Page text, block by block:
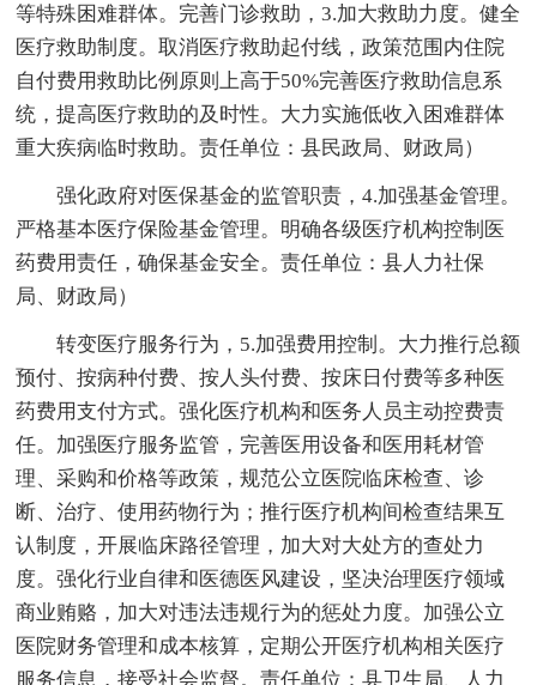
等特殊困难群体。完善门诊救助，3.加大救助力度。健全
医疗救助制度。取消医疗救助起付线，政策范围内住院
自付费用救助比例原则上高于50%完善医疗救助信息系
统，提高医疗救助的及时性。大力实施低收入困难群体
重大疾病临时救助。责任单位：县民政局、财政局）
强化政府对医保基金的监管职责，4.加强基金管理。
严格基本医疗保险基金管理。明确各级医疗机构控制医
药费用责任，确保基金安全。责任单位：县人力社保
局、财政局）
转变医疗服务行为，5.加强费用控制。大力推行总额
预付、按病种付费、按人头付费、按床日付费等多种医
药费用支付方式。强化医疗机构和医务人员主动控费责
任。加强医疗服务监管，完善医用设备和医用耗材管
理、采购和价格等政策，规范公立医院临床检查、诊
断、治疗、使用药物行为；推行医疗机构间检查结果互
认制度，开展临床路径管理，加大对大处方的查处力
度。强化行业自律和医德医风建设，坚决治理医疗领域
商业贿赂，加大对违法违规行为的惩处力度。加强公立
医院财务管理和成本核算，定期公开医疗机构相关医疗
服务信息，接受社会监督。责任单位：县卫生局、人力